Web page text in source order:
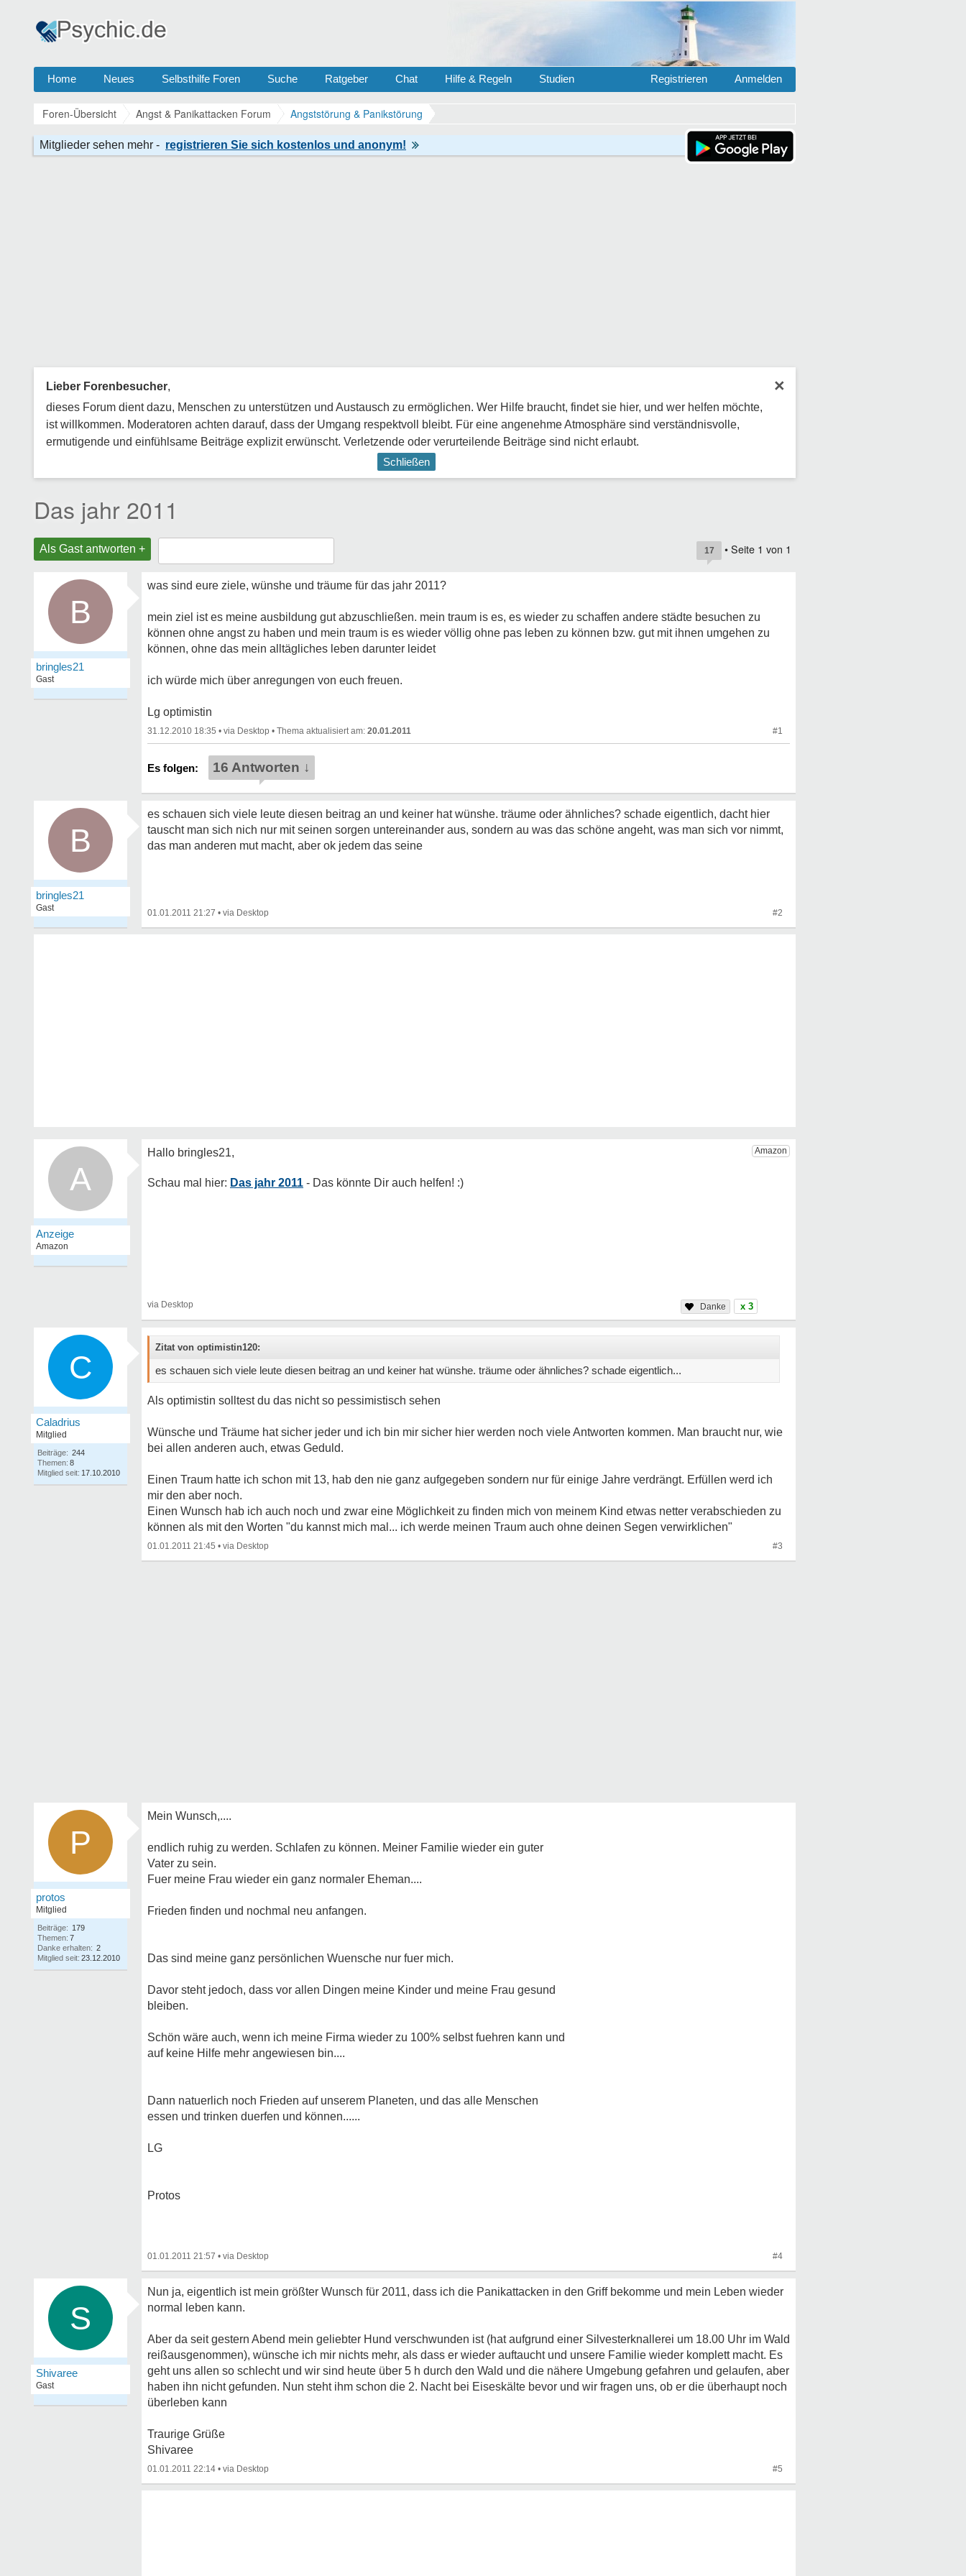
Home Neues Selbsthilfe Foren Suche Ratgeber Chat Hilfe & Regeln Studien Anmelden
Registrieren
Foren-Übersicht Angst & Panikattacken Forum Angststörung & Panikstörung
×
Lieber Forenbesucher,
dieses Forum dient dazu, Menschen zu unterstützen und Austausch zu ermöglichen. Wer Hilfe braucht, findet sie hier, und wer helfen möchte,
ist willkommen. Moderatoren achten darauf, dass der Umgang respektvoll bleibt. Für eine angenehme Atmosphäre sind verständnisvolle,
ermutigende und einfühlsame Beiträge explizit erwünscht. Verletzende oder verurteilende Beiträge sind nicht erlaubt.
Schließen
Das jahr 2011
Als Gast antworten + 17 • Seite 1 von 1
B
bringles21
Gast
was sind eure ziele, wünshe und träume für das jahr 2011?
mein ziel ist es meine ausbildung gut abzuschließen. mein traum is es, es wieder zu schaffen andere städte besuchen zu
können ohne angst zu haben und mein traum is es wieder völlig ohne pas leben zu können bzw. gut mit ihnen umgehen zu
können, ohne das mein alltägliches leben darunter leidet
ich würde mich über anregungen von euch freuen.
Lg optimistin
31.12.2010 18:35 • • 20.01.2011 #1
16 Antworten ↓
B
bringles21
Gast
es schauen sich viele leute diesen beitrag an und keiner hat wünshe. träume oder ähnliches? schade eigentlich, dacht hier
tauscht man sich nich nur mit seinen sorgen untereinander aus, sondern au was das schöne angeht, was man sich vor nimmt,
das man anderen mut macht, aber ok jedem das seine
01.01.2011 21:27 • #2
A Das jahr 2011
x 3
C
Caladrius
Mitglied
Beiträge: 244
Themen: 8
Mitglied seit: 17.10.2010
Zitat von optimistin120:
es schauen sich viele leute diesen beitrag an und keiner hat wünshe. träume oder ähnliches? schade eigentlich...
Als optimistin solltest du das nicht so pessimistisch sehen
Wünsche und Träume hat sicher jeder und ich bin mir sicher hier werden noch viele Antworten kommen. Man braucht nur, wie
bei allen anderen auch, etwas Geduld.
Einen Traum hatte ich schon mit 13, hab den nie ganz aufgegeben sondern nur für einige Jahre verdrängt. Erfüllen werd ich
mir den aber noch.
Einen Wunsch hab ich auch noch und zwar eine Möglichkeit zu finden mich von meinem Kind etwas netter verabschieden zu
können als mit den Worten "du kannst mich mal... ich werde meinen Traum auch ohne deinen Segen verwirklichen"
01.01.2011 21:45 • #3
P
protos
Mitglied
Beiträge: 179
Themen: 7
Danke erhalten: 2
Mitglied seit: 23.12.2010
Mein Wunsch,....
endlich ruhig zu werden. Schlafen zu können. Meiner Familie wieder ein guter
Vater zu sein.
Fuer meine Frau wieder ein ganz normaler Eheman....
Frieden finden und nochmal neu anfangen.
Das sind meine ganz persönlichen Wuensche nur fuer mich.
Davor steht jedoch, dass vor allen Dingen meine Kinder und meine Frau gesund
bleiben.
Schön wäre auch, wenn ich meine Firma wieder zu 100% selbst fuehren kann und
auf keine Hilfe mehr angewiesen bin....
Dann natuerlich noch Frieden auf unserem Planeten, und das alle Menschen
essen und trinken duerfen und können......
LG
Protos
01.01.2011 21:57 • #4
S
Shivaree
Gast
Nun ja, eigentlich ist mein größter Wunsch für 2011, dass ich die Panikattacken in den Griff bekomme und mein Leben wieder
normal leben kann.
Aber da seit gestern Abend mein geliebter Hund verschwunden ist (hat aufgrund einer Silvesterknallerei um 18.00 Uhr im Wald
reißausgenommen), wünsche ich mir nichts mehr, als dass er wieder auftaucht und unsere Familie wieder komplett macht. Es
geht uns allen so schlecht und wir sind heute über 5 h durch den Wald und die nähere Umgebung gefahren und gelaufen, aber
haben ihn nicht gefunden. Nun steht ihm schon die 2. Nacht bei Eiseskälte bevor und wir fragen uns, ob er die überhaupt noch
überleben kann
Traurige Grüße
Shivaree
01.01.2011 22:14 • #5